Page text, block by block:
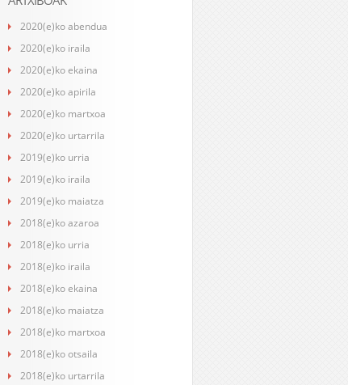
2020(e)ko abendua
2020(e)ko iraila
2020(e)ko ekaina
2020(e)ko apirila
2020(e)ko martxoa
2020(e)ko urtarrila
2019(e)ko urria
2019(e)ko iraila
2019(e)ko maiatza
2018(e)ko azaroa
2018(e)ko urria
2018(e)ko iraila
2018(e)ko ekaina
2018(e)ko maiatza
2018(e)ko martxoa
2018(e)ko otsaila
2018(e)ko urtarrila